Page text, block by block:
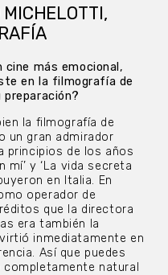
MICHELOTTI,
cine más emocional,
en la filmografía de
la filmografía de
un gran admirador
principios de los años
mí’ y ‘La vida secreta
en Italia. En
operador de
que la directora
era también la
inmediatamente en
Así que puedes
natural